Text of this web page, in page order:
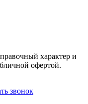
характер и
офертой.
звонок